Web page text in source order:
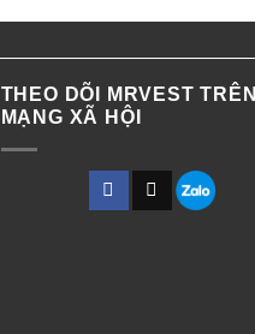
THEO DÕI MRVEST TRÊN
MẠNG XÃ HỘI